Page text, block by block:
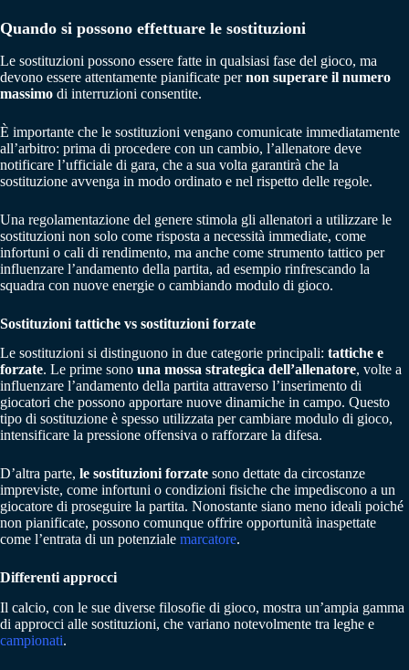
Quando si possono effettuare le sostituzioni
Le sostituzioni possono essere fatte in qualsiasi fase del gioco, ma
devono essere attentamente pianificate pernon superare il numero
massimo di interruzioni consentite.
È importante che le sostituzioni vengano comunicate immediatamente
all’arbitro: prima di procedere con un cambio, l’allenatore deve
notificare l’ufficiale di gara, che a sua volta garantirà che la
sostituzione avvenga in modo ordinato e nel rispetto delle regole.
Una regolamentazione del genere stimola gli allenatori a utilizzare le
sostituzioni non solo come risposta a necessità immediate, come
infortuni o cali di rendimento, ma anche come strumento tattico per
influenzare l’andamento della partita, ad esempio rinfrescando la
squadra con nuove energie o cambiando modulo di gioco.
Sostituzioni tattiche vs sostituzioni forzate
Le sostituzioni si distinguono in due categorie principali: tattiche e
forzate. Le prime sono una mossa strategica dell’allenatore, volte a
influenzare l’andamento della partita attraverso l’inserimento di
giocatori che possono apportare nuove dinamiche in campo. Questo
tipo di sostituzione è spesso utilizzata per cambiare modulo di gioco,
intensificare la pressione offensiva o rafforzare la difesa.
D’altra parte, le sostituzioni forzate sono dettate da circostanze
impreviste, come infortuni o condizioni fisiche che impediscono a un
giocatore di proseguire la partita. Nonostante siano meno ideali poiché
non pianificate, possono comunque offrire opportunità inaspettate
come l’entrata di un potenziale marcatore.
Differenti approcci
Il calcio, con le sue diverse filosofie di gioco, mostra un’ampia gamma
di approcci alle sostituzioni, che variano notevolmente tra leghe e
campionati.